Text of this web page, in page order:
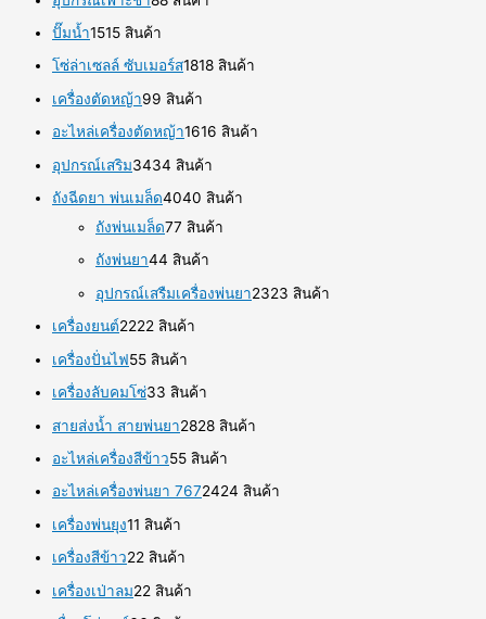
ปั๊มน้ำ1515 สินค้า
โซ่ล่าเซลล์ ซับเมอร์ส1818 สินค้า
เครื่องตัดหญ้า99 สินค้า
อะไหล่เครื่องตัดหญ้า1616 สินค้า
อุปกรณ์เสริม3434 สินค้า
ถังฉีดยา พ่นเมล็ด4040 สินค้า
ถังพ่นเมล็ด77 สินค้า
ถังพ่นยา44 สินค้า
อุปกรณ์เสรืมเครื่องพ่นยา2323 สินค้า
เครื่องยนต์2222 สินค้า
เครื่องปั่นไฟ55 สินค้า
เครื่องลับคมโซ่33 สินค้า
สายส่งน้ำ สายพ่นยา2828 สินค้า
อะไหล่เครื่องสีข้าว55 สินค้า
อะไหล่เครื่องพ่นยา 7672424 สินค้า
เครื่องพ่นยุง11 สินค้า
เครื่องสีข้าว22 สินค้า
เครื่องเป่าลม22 สินค้า